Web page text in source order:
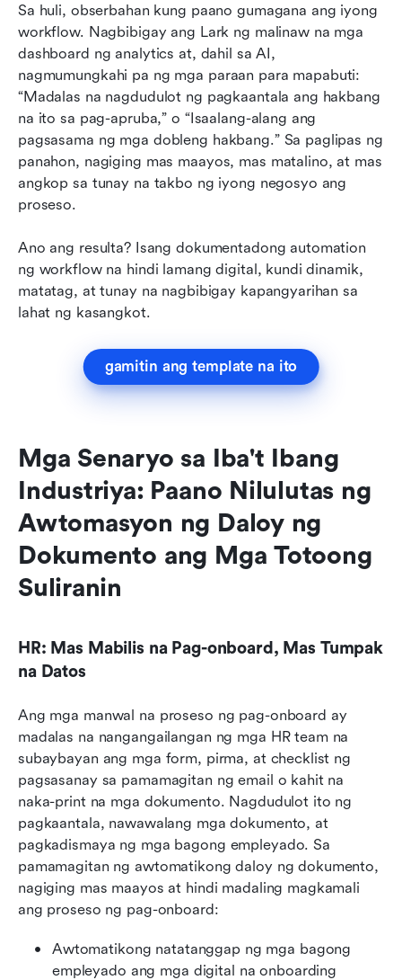
Sa huli, obserbahan kung paano gumagana ang iyong
workflow. Nagbibigay ang Lark ng malinaw na mga
dashboard ng analytics at, dahil sa AI,
nagmumungkahi pa ng mga paraan para mapabuti:
“Madalas na nagdudulot ng pagkaantala ang hakbang
na ito sa pag-apruba,” o “Isaalang-alang ang
pagsasama ng mga dobleng hakbang.” Sa paglipas ng
panahon, nagiging mas maayos, mas matalino, at mas
angkop sa tunay na takbo ng iyong negosyo ang
proseso.
Ano ang resulta? Isang dokumentadong automation
ng workflow na hindi lamang digital, kundi dinamik,
matatag, at tunay na nagbibigay kapangyarihan sa
lahat ng kasangkot.
gamitin ang template na ito
Mga Senaryo sa Iba't Ibang
Industriya: Paano Nilulutas ng
Awtomasyon ng Daloy ng
Dokumento ang Mga Totoong
Suliranin
HR: Mas Mabilis na Pag-onboard, Mas Tumpak
na Datos
Ang mga manwal na proseso ng pag-onboard ay
madalas na nangangailangan ng mga HR team na
subaybayan ang mga form, pirma, at checklist ng
pagsasanay sa pamamagitan ng email o kahit na
naka-print na mga dokumento. Nagdudulot ito ng
pagkaantala, nawawalang mga dokumento, at
pagkadismaya ng mga bagong empleyado. Sa
pamamagitan ng awtomatikong daloy ng dokumento,
nagiging mas maayos at hindi madaling magkamali
ang proseso ng pag-onboard:
Awtomatikong natatanggap ng mga bagong
empleyado ang mga digital na onboarding